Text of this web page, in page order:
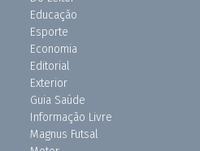
Educação
Esporte
Economia
Editorial
Exterior
Guia Saúde
Informação Livre
Magnus Futsal